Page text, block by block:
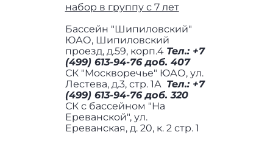
набор в группу с 7 лет
Бассейн "Шипиловский"
ЮАО, Шипиловский
проезд, д.59, корп.4 Тел.: +7
(499) 613-94-76 доб. 407
СК "Москворечье" ЮАО, ул.
Лестева, д.3, стр. 1А Тел.: +7
(499) 613-94-76 доб. 320
СК с бассейном "На
Ереванской", ул.
Ереванская, д. 20, к. 2 стр. 1